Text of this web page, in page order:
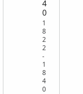
4
0
1
8
2
2
-
1
8
4
0